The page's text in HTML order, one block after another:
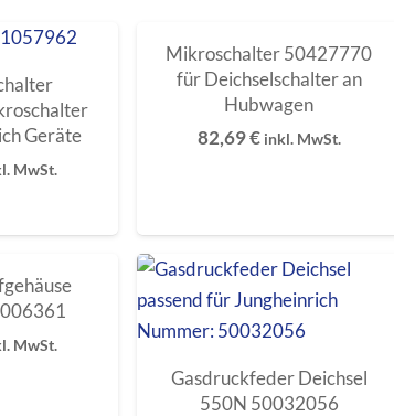
Geräte
MwSt.
Mikroschalter 50427770
für Deichselschalter an
Hubwagen
82,69€ inkl. MwSt.
MwSt.
Gasdruckfeder Deichsel
550N 50032056